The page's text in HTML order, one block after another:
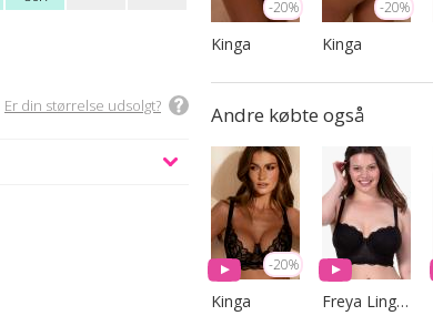
Er din størrelse udsolgt?
-20%
Kinga
-20%
Kinga
Andre købte også
-20%
Kinga Freya Lingerie